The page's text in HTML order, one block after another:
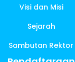
Visi dan Misi
Sejarah
Sambutan Rektor